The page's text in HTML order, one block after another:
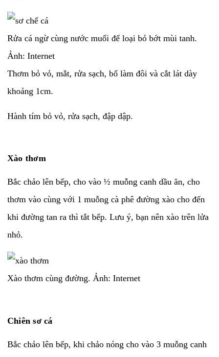
Rửa cá ngừ cùng nước muối để loại bỏ bớt mùi tanh.
Ảnh: Internet
Thơm bỏ vỏ, mắt, rửa sạch, bổ làm đôi và cắt lát dày
khoảng 1cm.
Hành tím bỏ vỏ, rửa sạch, đập dập.
Xào thơm
Bắc chảo lên bếp, cho vào ½ muỗng canh dầu ăn, cho
thơm vào cùng với 1 muỗng cà phê đường xào cho đến
khi đường tan ra thì tắt bếp. Lưu ý, bạn nên xào trên lửa
nhỏ.
Xào thơm cùng đường. Ảnh: Internet
Chiên sơ cá
Bắc chảo lên bếp, khi chảo nóng cho vào 3 muỗng canh